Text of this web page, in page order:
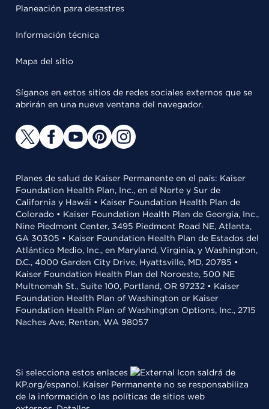
Planeación para desastres
Información técnica
Mapa del sitio
Síganos en estos sitios de redes sociales externos que se
abrirán en una nueva ventana del navegador.
Planes de salud de Kaiser Permanente en el país: Kaiser
Foundation Health Plan, Inc., en el Norte y Sur de
California y Hawái • Kaiser Foundation Health Plan de
Colorado • Kaiser Foundation Health Plan de Georgia, Inc.,
Nine Piedmont Center, 3495 Piedmont Road NE, Atlanta,
GA 30305 • Kaiser Foundation Health Plan de Estados del
Atlántico Medio, Inc., en Maryland, Virginia, y Washington,
D.C., 4000 Garden City Drive, Hyattsville, MD, 20785 •
Kaiser Foundation Health Plan del Noroeste, 500 NE
Multnomah St., Suite 100, Portland, OR 97232 • Kaiser
Foundation Health Plan of Washington or Kaiser
Foundation Health Plan of Washington Options, Inc., 2715
Naches Ave, Renton, WA 98057
Si selecciona estos enlaces
saldrá de
KP.org/espanol. Kaiser Permanente no se responsabiliza
de la información o las políticas de sitios web